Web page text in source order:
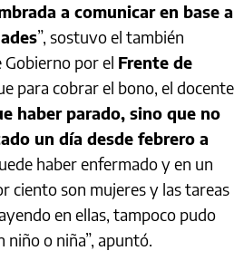
a comunicar en base a
”, sostuvo el también
Gobierno por el Frente de
para cobrar el bono, el docente
haber parado, sino que no
un día desde febrero a
haber enfermado y en un
ciento son mujeres y las tareas
en ellas, tampoco pudo
niño o niña”, apuntó.